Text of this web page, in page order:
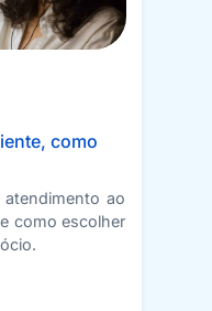
como
ao
como escolher